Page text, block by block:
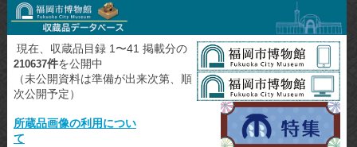
現在、収蔵品目録 1〜41 掲載分の
210637件を公開中
（未公開資料は準備が出来次第、順
次公開予定）
所蔵品画像の利用につい
て